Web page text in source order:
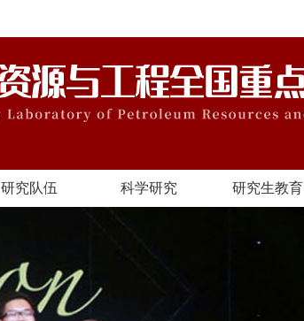
研究队伍 科学研究 研究生教育